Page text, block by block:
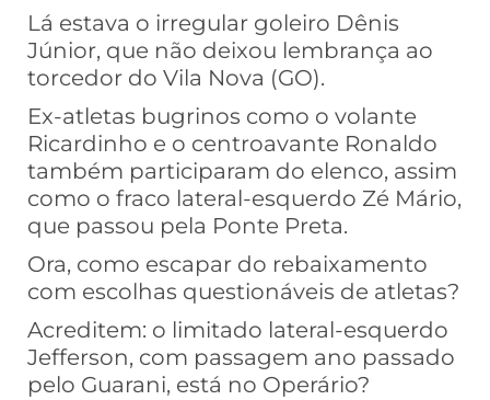
Lá estava o irregular goleiro Dênis
Júnior, que não deixou lembrança ao
torcedor do Vila Nova (GO).
Ex-atletas bugrinos como o volante
Ricardinho e o centroavante Ronaldo
também participaram do elenco, assim
como o fraco lateral-esquerdo Zé Mário,
que passou pela Ponte Preta.
Ora, como escapar do rebaixamento
com escolhas questionáveis de atletas?
Acreditem: o limitado lateral-esquerdo
Jefferson, com passagem ano passado
pelo Guarani, está no Operário?